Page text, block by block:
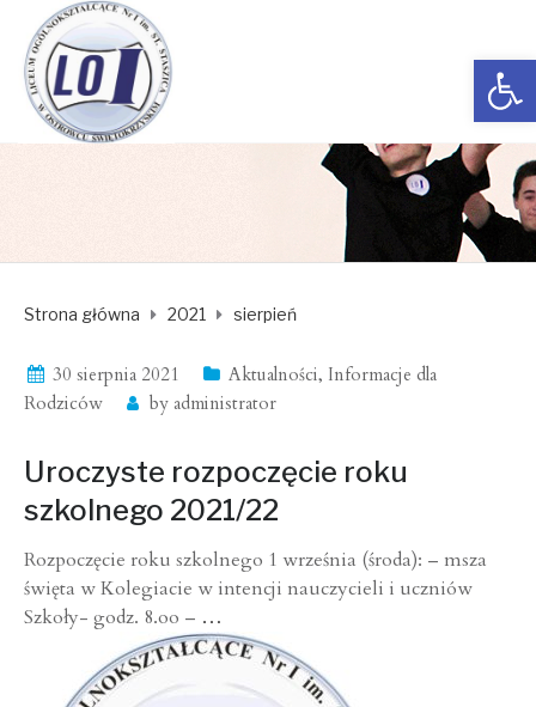
Open toolbar
Strona główna 2021 sierpień
30 sierpnia 2021 Aktualności, Informacje dla
Rodziców
by administrator
Uroczyste rozpoczęcie roku
szkolnego 2021/22
Rozpoczęcie roku szkolnego 1 września (środa): – msza
święta w Kolegiacie w intencji nauczycieli i uczniów
Szkoły- godz. 8.oo – …